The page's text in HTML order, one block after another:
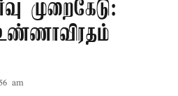
முறைகேடு:
am